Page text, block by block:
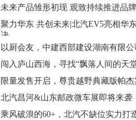
未来产品雏形初现 观致持续推进品
聚力华东 共创未来|北汽EV5亮相华
决
以厨会友，中建西部建设湖南有限
闯入庐山西海，寻找“飘落人间的天
限量发售开启，尊贵越野典藏版帕
北汽昌河&山东邮政微车展即将来袭
乘风破浪的60+，北汽不缺位实力打